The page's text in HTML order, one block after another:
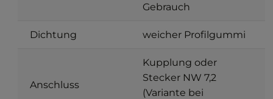
Gebrauch
Dichtung weicher Profilgummi
Anschluss
Kupplung oder
Stecker NW 7,2
(Variante bei